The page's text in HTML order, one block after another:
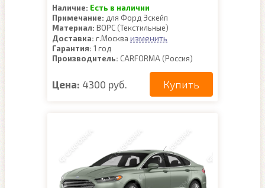
Наличие: Есть в наличии
Примечание: для Форд Эскейп
Материал: ВОРС (Текстильные)
Доставка: г.Москва изменить
Гарантия: 1 год
Производитель: CARFORMA (Россия)
Цена: 4300 руб. Купить